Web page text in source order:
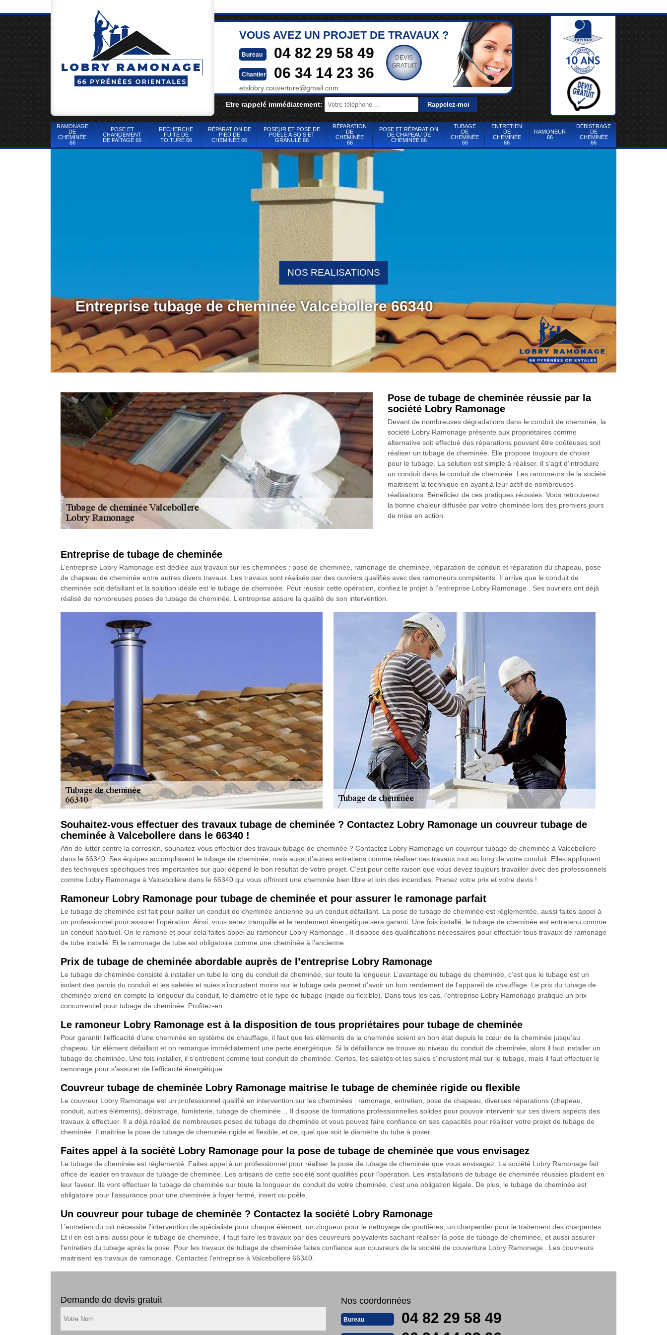
VOUS AVEZ UN PROJET DE TRAVAUX ?
Bureau 04 82 29 58 49
Chantier 06 34 14 23 36
etslobry.couverture@gmail.com
DEVIS
GRATUIT
Etre rappelé immédiatement:
RAMONAGE
DE
CHEMINÉE
66
POSE ET
CHANGEMENT
DE FAÎTAGE 66
RECHERCHE
FUITE DE
TOITURE 66
RÉPARATION DE
PIED DE
CHEMINÉE 66
POSEUR ET POSE DE
POÊLE À BOIS ET
GRANULÉ 66
RÉPARATION
DE
CHEMINÉE
66
POSE ET RÉPARATION
DE CHAPEAU DE
CHEMINÉE 66
TUBAGE
DE
CHEMINÉE
66
ENTRETIEN
DE
CHEMINÉE
66
RAMONEUR
66
DÉBISTRAGE
DE
CHEMINÉE
66
Entreprise tubage de cheminée Valcebollere 66340
NOS REALISATIONS
Pose de tubage de cheminée réussie par la
société Lobry Ramonage
Devant de nombreuses dégradations dans le conduit de cheminée, la
société Lobry Ramonage présente aux propriétaires comme
alternative soit effectué des réparations pouvant être coûteuses soit
réaliser un tubage de cheminée. Elle propose toujours de choisir
pour le tubage. La solution est simple à réaliser. Il s’agit d’introduire
un conduit dans le conduit de cheminée. Les ramoneurs de la société
maitrisent la technique en ayant à leur actif de nombreuses
réalisations. Bénéficiez de ces pratiques réussies. Vous retrouverez
la bonne chaleur diffusée par votre cheminée lors des premiers jours
de mise en action.
Entreprise de tubage de cheminée
L’entreprise Lobry Ramonage est dédiée aux travaux sur les cheminées : pose de cheminée, ramonage de cheminée, réparation de conduit et réparation du chapeau, pose
de chapeau de cheminée entre autres divers travaux. Les travaux sont réalisés par des ouvriers qualifiés avec des ramoneurs compétents. Il arrive que le conduit de
cheminée soit défaillant et la solution idéale est le tubage de cheminée. Pour réussir cette opération, confiez le projet à l’entreprise Lobry Ramonage . Ses ouvriers ont déjà
réalisé de nombreuses poses de tubage de cheminée. L’entreprise assure la qualité de son intervention.
Souhaitez-vous effectuer des travaux tubage de cheminée ? Contactez Lobry Ramonage un couvreur tubage de
cheminée à Valcebollere dans le 66340 !
Afin de lutter contre la corrosion, souhaitez-vous effectuer des travaux tubage de cheminée ? Contactez Lobry Ramonage un couvreur tubage de cheminée à Valcebollere
dans le 66340. Ses équipes accomplissent le tubage de cheminée, mais aussi d’autres entretiens comme réaliser ces travaux tout au long de votre conduit. Elles appliquent
des techniques spécifiques très importantes sur quoi dépend le bon résultat de votre projet. C’est pour cette raison que vous devez toujours travailler avec des professionnels
comme Lobry Ramonage à Valcebollere dans le 66340 qui vous offriront une cheminée bien libre et loin des incendies. Prenez votre prix et votre devis !
Ramoneur Lobry Ramonage pour tubage de cheminée et pour assurer le ramonage parfait
Le tubage de cheminée est fait pour pallier un conduit de cheminée ancienne ou un conduit défaillant. La pose de tubage de cheminée est réglementée, aussi faites appel à
un professionnel pour assurer l’opération. Ainsi, vous serez tranquille et le rendement énergétique sera garanti. Une fois installé, le tubage de cheminée est entretenu comme
un conduit habituel. On le ramone et pour cela faites appel au ramoneur Lobry Ramonage . Il dispose des qualifications nécessaires pour effectuer tous travaux de ramonage
de tube installé. Et le ramonage de tube est obligatoire comme une cheminée à l’ancienne.
Prix de tubage de cheminée abordable auprès de l’entreprise Lobry Ramonage
Le tubage de cheminée consiste à installer un tube le long du conduit de cheminée, sur toute la longueur. L’avantage du tubage de cheminée, c’est que le tubage est un
isolant des parois du conduit et les saletés et suies s’incrustent moins sur le tubage cela permet d’avoir un bon rendement de l’appareil de chauffage. Le prix du tubage de
cheminée prend en compte la longueur du conduit, le diamètre et le type de tubage (rigide ou flexible). Dans tous les cas, l’entreprise Lobry Ramonage pratique un prix
concurrentiel pour tubage de cheminée. Profitez-en.
Le ramoneur Lobry Ramonage est à la disposition de tous propriétaires pour tubage de cheminée
Pour garantir l’efficacité d’une cheminée en système de chauffage, il faut que les éléments de la cheminée soient en bon état depuis le cœur de la cheminée jusqu’au
chapeau. Un élément défaillant et on remarque immédiatement une perte énergétique. Si la défaillance se trouve au niveau du conduit de cheminée, alors il faut installer un
tubage de cheminée. Une fois installer, il s’entretient comme tout conduit de cheminée. Certes, les saletés et les suies s’incrustent mal sur le tubage, mais il faut effectuer le
ramonage pour s’assurer de l’efficacité énergétique.
Couvreur tubage de cheminée Lobry Ramonage maitrise le tubage de cheminée rigide ou flexible
Le couvreur Lobry Ramonage est un professionnel qualifié en intervention sur les cheminées : ramonage, entretien, pose de chapeau, diverses réparations (chapeau,
conduit, autres éléments), débistrage, fumisterie, tubage de cheminée… Il dispose de formations professionnelles solides pour pouvoir intervenir sur ces divers aspects des
travaux à effectuer. Il a déjà réalisé de nombreuses poses de tubage de cheminée et vous pouvez faire confiance en ses capacités pour réaliser votre projet de tubage de
cheminée. Il maitrise la pose de tubage de cheminée rigide et flexible, et ce, quel que soit le diamètre du tube à poser.
Faites appel à la société Lobry Ramonage pour la pose de tubage de cheminée que vous envisagez
Le tubage de cheminée est réglementé. Faites appel à un professionnel pour réaliser la pose de tubage de cheminée que vous envisagez. La société Lobry Ramonage fait
office de leader en travaux de tubage de cheminée. Les artisans de cette société sont qualifiés pour l’opération. Les installations de tubage de cheminée réussies plaident en
leur faveur. Ils vont effectuer le tubage de cheminée sur toute la longueur du conduit de votre cheminée, c’est une obligation légale. De plus, le tubage de cheminée est
obligatoire pour l'assurance pour une cheminée à foyer fermé, insert ou poêle.
Un couvreur pour tubage de cheminée ? Contactez la société Lobry Ramonage
L’entretien du toit nécessite l’intervention de spécialiste pour chaque élément, un zingueur pour le nettoyage de gouttières, un charpentier pour le traitement des charpentes.
Et il en est ainsi aussi pour le tubage de cheminée, il faut faire les travaux par des couvreurs polyvalents sachant réaliser la pose de tubage de cheminée, et aussi assurer
l’entretien du tubage après la pose. Pour les travaux de tubage de cheminée faites confiance aux couvreurs de la société de couverture Lobry Ramonage . Les couvreurs
maitrisent les travaux de ramonage. Contactez l’entreprise à Valcebollere 66340.
Demande de devis gratuit Nos coordonnées
Bureau 04 82 29 58 49